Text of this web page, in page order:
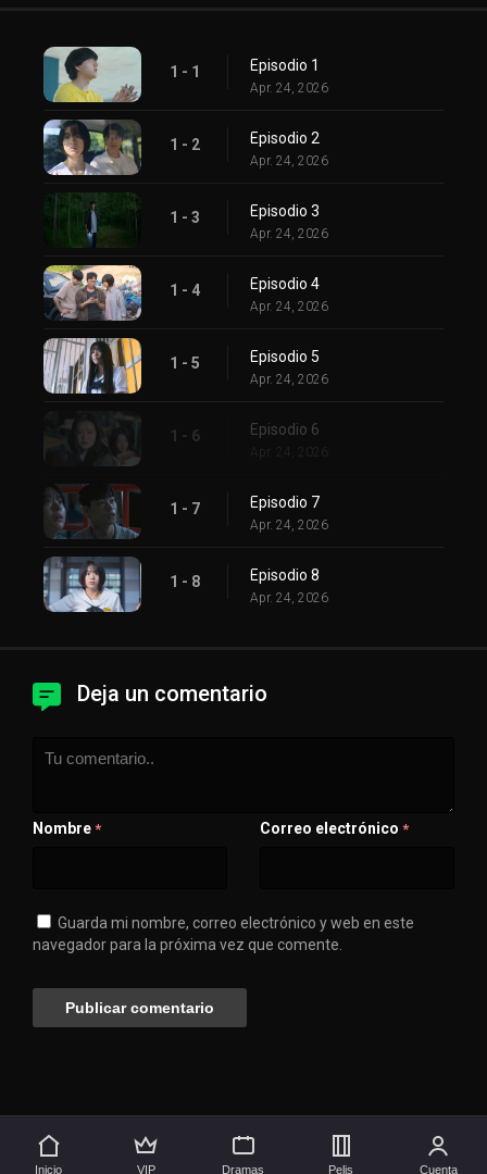
1 - 1 Episodio 1
Apr. 24, 2026
1 - 2 Episodio 2
Apr. 24, 2026
1 - 3 Episodio 3
Apr. 24, 2026
1 - 4 Episodio 4
Apr. 24, 2026
1 - 5 Episodio 5
Apr. 24, 2026
1 - 6 Episodio 6
Apr. 24, 2026
1 - 7 Episodio 7
Apr. 24, 2026
1 - 8 Episodio 8
Apr. 24, 2026
Deja un comentario
Nombre * Correo electrónico *
Guarda mi nombre, correo electrónico y web en este
navegador para la próxima vez que comente.
🚀 Síguenos aquí
💖 Apóyanos
Inicio VIP Dramas Pelis Cuenta